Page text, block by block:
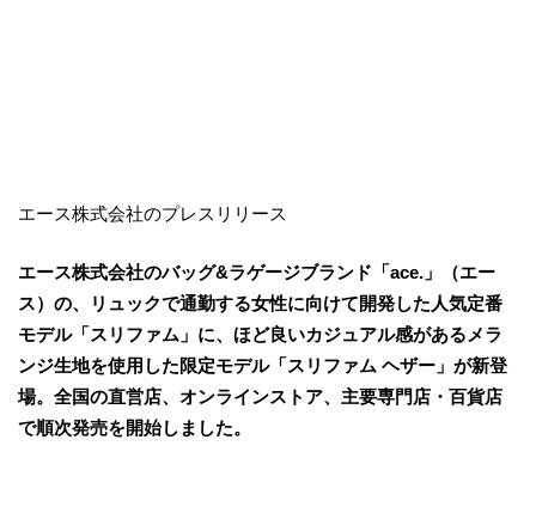
エース株式会社のプレスリリース
エース株式会社のバッグ&ラゲージブランド「ace.」（エー
ス）の、リュックで通勤する女性に向けて開発した人気定番
モデル「スリファム」に、ほど良いカジュアル感があるメラ
ンジ生地を使用した限定モデル「スリファム ヘザー」が新登
場。全国の直営店、オンラインストア、主要専門店・百貨店
で順次発売を開始しました。